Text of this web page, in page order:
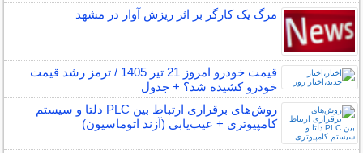
مرگ یک کارگر بر اثر ریزش آوار در مشهد
قیمت خودرو امروز 21 تیر 1405 / ترمز رشد قیمت
خودرو کشیده شد؟ + جدول
روش‌های برقراری ارتباط بین PLC دلتا و سیستم
کامپیوتری + عیب‌یابی (آزند اتوماسیون)